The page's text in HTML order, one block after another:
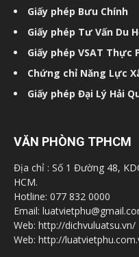
Giấy phép Bưu Chính
Giấy phép Tư Vấn Du
Giấy phép VSAT Thực
Chứng chỉ Năng Lực
Giấy phép Đại Lý Hải
VĂN PHÒNG TPHCM
Địa chỉ : Số 1 Đường 48,
HCM.
Hotline: 077 832 0000
Email:
Web: http://dichvuluatsu.vn/
Web: http://